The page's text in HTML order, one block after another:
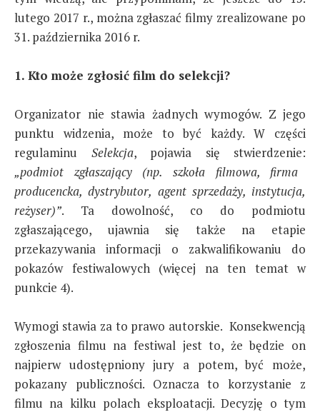
lutego 2017 r., można zgłaszać filmy zrealizowane po
31. października 2016 r.
1. Kto może zgłosić film do selekcji?
Organizator nie stawia żadnych wymogów. Z jego
punktu widzenia, może to być każdy. W części
regulaminu Selekcja, pojawia się stwierdzenie:
„podmiot zgłaszający (np. szkoła filmowa, firma
producencka, dystrybutor, agent sprzedaży, instytucja,
reżyser)”. Ta dowolność, co do podmiotu
zgłaszającego, ujawnia się także na etapie
przekazywania informacji o zakwalifikowaniu do
pokazów festiwalowych (więcej na ten temat w
punkcie 4).
Wymogi stawia za to prawo autorskie. Konsekwencją
zgłoszenia filmu na festiwal jest to, że będzie on
najpierw udostępniony jury a potem, być może,
pokazany publiczności. Oznacza to korzystanie z
filmu na kilku polach eksploatacji. Decyzję o tym